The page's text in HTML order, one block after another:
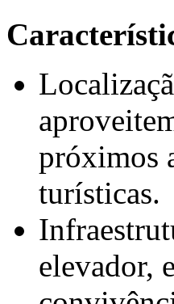
próximos
turísticas.
elevador,